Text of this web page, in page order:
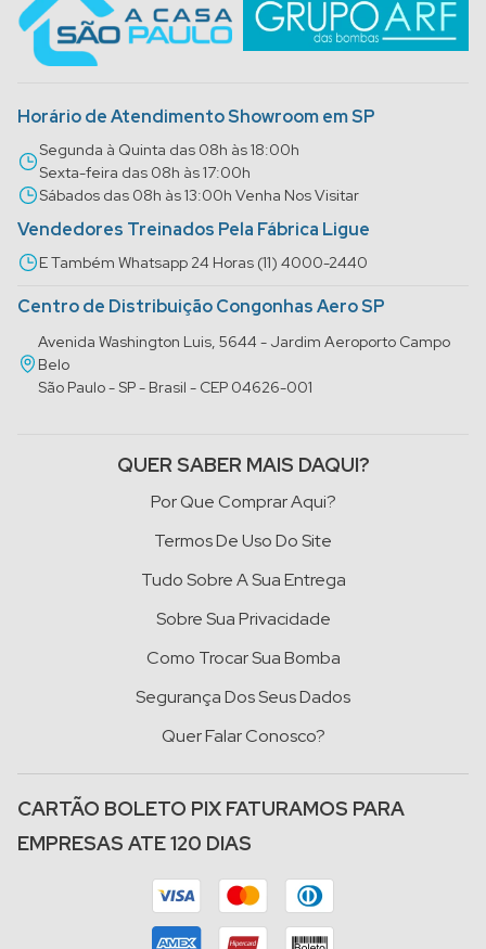
Horário de Atendimento Showroom em SP
Segunda à Quinta das 08h às 18:00h
Sexta-feira das 08h às 17:00h
Sábados das 08h às 13:00h Venha Nos Visitar
Vendedores Treinados Pela Fábrica Ligue
E Também Whatsapp 24 Horas (11) 4000-2440
Centro de Distribuição Congonhas Aero SP
Avenida Washington Luis, 5644 - Jardim Aeroporto Campo
Belo
São Paulo - SP - Brasil - CEP 04626-001
QUER SABER MAIS DAQUI?
Por Que Comprar Aqui?
Termos De Uso Do Site
Tudo Sobre A Sua Entrega
Sobre Sua Privacidade
Como Trocar Sua Bomba
Segurança Dos Seus Dados
Quer Falar Conosco?
CARTÃO BOLETO PIX FATURAMOS PARA
EMPRESAS ATE 120 DIAS